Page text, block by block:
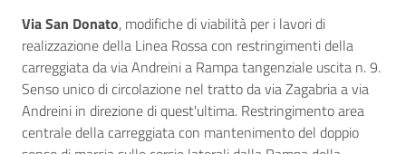
Via San Donato, modifiche di viabilità per i lavori di
realizzazione della Linea Rossa con restringimenti della
carreggiata da via Andreini a Rampa tangenziale uscita n. 9.
Senso unico di circolazione nel tratto da via Zagabria a via
Andreini in direzione di quest'ultima. Restringimento area
centrale della carreggiata con mantenimento del doppio